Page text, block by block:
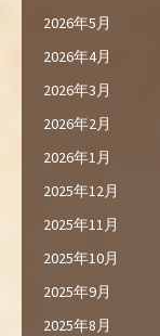
2026年5月
2026年4月
2026年3月
2026年2月
2026年1月
2025年12月
2025年11月
2025年10月
2025年9月
2025年8月